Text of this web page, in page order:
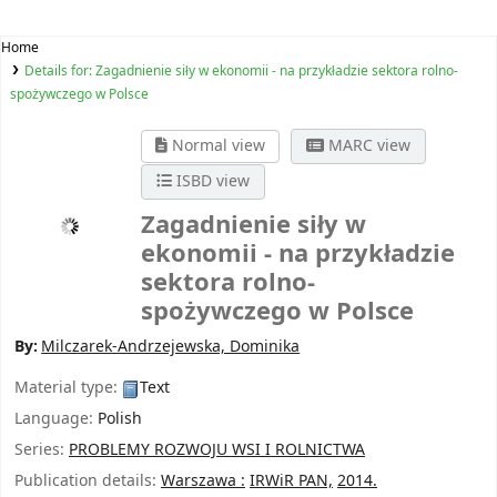
Home
Details for:Zagadnienie siły w ekonomii - na przykładzie sektora rolno-
spożywczego w Polsce
Normal view
MARC view
ISBD view
Zagadnienie siły w
ekonomii - na przykładzie
sektora rolno-
spożywczego w Polsce
By: Milczarek-Andrzejewska, Dominika
Material type:
Text
Language: Polish
Series: PROBLEMY ROZWOJU WSI I ROLNICTWA
Publication details: Warszawa :IRWiR PAN,2014.